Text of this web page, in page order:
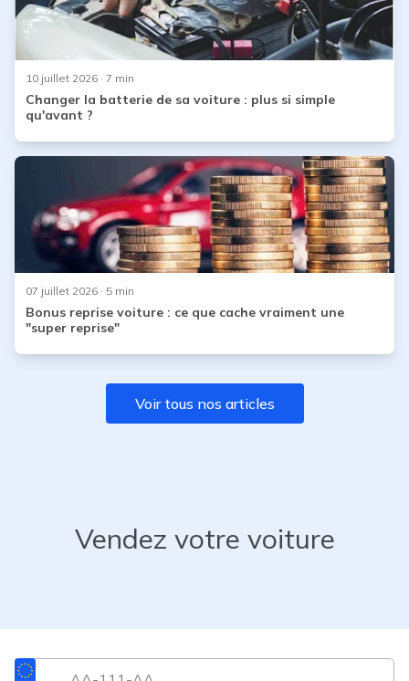
10 juillet 2026 · 7 min
Changer la batterie de sa voiture : plus si simple
qu'avant ?
07 juillet 2026 · 5 min
Bonus reprise voiture : ce que cache vraiment une
"super reprise"
Voir tous nos articles
Vendez votre voiture